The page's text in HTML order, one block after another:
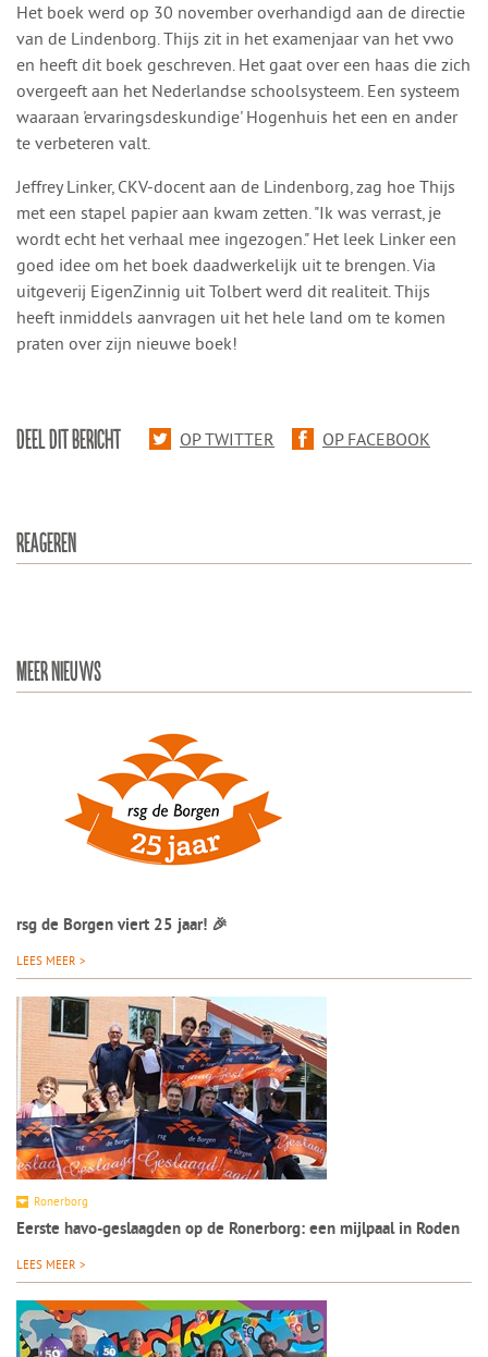
Het boek werd op 30 november overhandigd aan de directie
van de Lindenborg. Thijs zit in het examenjaar van het vwo
en heeft dit boek geschreven. Het gaat over een haas die zich
overgeeft aan het Nederlandse schoolsysteem. Een systeem
waaraan 'ervaringsdeskundige' Hogenhuis het een en ander
te verbeteren valt.
Jeffrey Linker, CKV-docent aan de Lindenborg, zag hoe Thijs
met een stapel papier aan kwam zetten. "Ik was verrast, je
wordt echt het verhaal mee ingezogen." Het leek Linker een
goed idee om het boek daadwerkelijk uit te brengen. Via
uitgeverij EigenZinnig uit Tolbert werd dit realiteit. Thijs
heeft inmiddels aanvragen uit het hele land om te komen
praten over zijn nieuwe boek!
DEEL DIT BERICHT OP TWITTER OP FACEBOOK
REAGEREN
MEER NIEUWS
rsg de Borgen viert 25 jaar! 🎉
LEES MEER >
Ronerborg
Eerste havo-geslaagden op de Ronerborg: een mijlpaal in Roden
LEES MEER >